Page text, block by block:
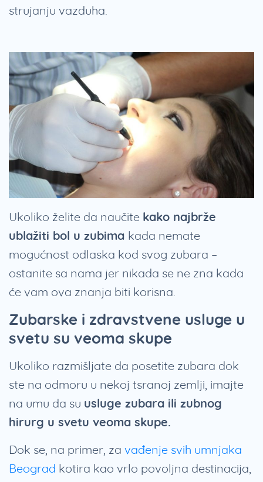
strujanju vazduha.
Ukoliko želite da naučite kako najbrže
ublažiti bol u zubima kada nemate
mogućnost odlaska kod svog zubara –
ostanite sa nama jer nikada se ne zna kada
će vam ova znanja biti korisna.
Zubarske i zdravstvene usluge u
svetu su veoma skupe
Ukoliko razmišljate da posetite zubara dok
ste na odmoru u nekoj tsranoj zemlji, imajte
na umu da su usluge zubara ili zubnog
hirurg u svetu veoma skupe.
Dok se, na primer, za vađenje svih umnjaka
Beograd kotira kao vrlo povoljna destinacija,